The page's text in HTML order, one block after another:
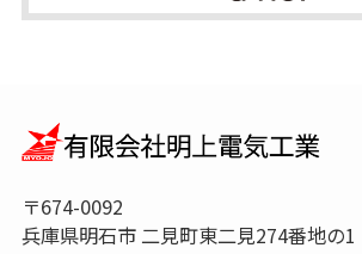
〒674-0092
兵庫県明石市 二見町東二見274番地の1